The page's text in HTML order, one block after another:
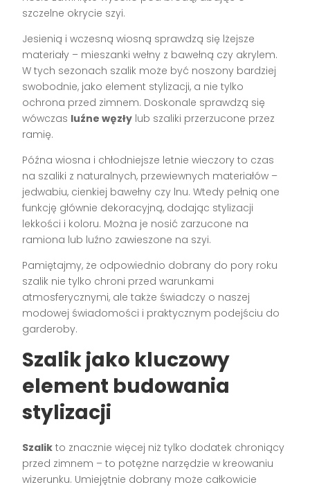
szczelne okrycie szyi.
Jesienią i wczesną wiosną sprawdzą się lżejsze
materiały – mieszanki wełny z bawełną czy akrylem.
W tych sezonach szalik może być noszony bardziej
swobodnie, jako element stylizacji, a nie tylko
ochrona przed zimnem. Doskonale sprawdzą się
wówczas luźne węzły lub szaliki przerzucone przez
ramię.
Późna wiosna i chłodniejsze letnie wieczory to czas
na szaliki z naturalnych, przewiewnych materiałów –
jedwabiu, cienkiej bawełny czy lnu. Wtedy pełnią one
funkcję głównie dekoracyjną, dodając stylizacji
lekkości i koloru. Można je nosić zarzucone na
ramiona lub luźno zawieszone na szyi.
Pamiętajmy, że odpowiednio dobrany do pory roku
szalik nie tylko chroni przed warunkami
atmosferycznymi, ale także świadczy o naszej
modowej świadomości i praktycznym podejściu do
garderoby.
Szalik jako kluczowy
element budowania
stylizacji
Szalik to znacznie więcej niż tylko dodatek chroniący
przed zimnem – to potężne narzędzie w kreowaniu
wizerunku. Umiejętnie dobrany może całkowicie